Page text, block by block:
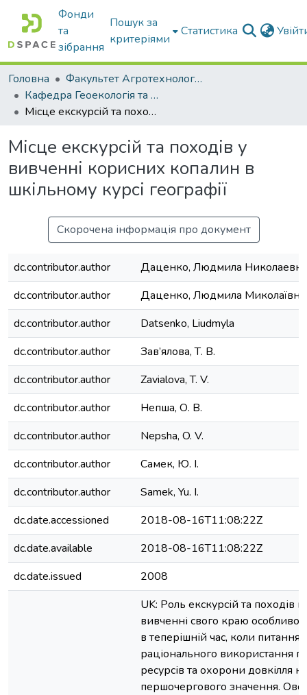
Фонди
та
зібрання
Пошук за
критеріями
Статистика
Головна
Факультет Агротехнологій та екології
Кафедра Геоекологія та землеустрій
Місце екскурсій та походів у вивченні корисних копалин в шкільному курсі географії
Місце екскурсій та походів у
вивченні корисних копалин в
шкільному курсі географії
Скорочена інформація про документ
dc.contributor.author
Даценко, Людмила Николаевна
dc.contributor.author
Даценко, Людмила Миколаївна
dc.contributor.author
Datsenko, Liudmyla
dc.contributor.author
Зав’ялова, Т. В.
dc.contributor.author
Zavialova, T. V.
dc.contributor.author
Непша, О. В.
dc.contributor.author
Nepsha, O. V.
dc.contributor.author
Самек, Ю. І.
dc.contributor.author
Samek, Yu. I.
dc.date.accessioned
2018-08-16T11:08:22Z
dc.date.available
2018-08-16T11:08:22Z
dc.date.issued
2008
UK: Роль екскурсій та походів
вивченні свого краю особливо
в теперішній час, коли питання
раціонального використання
ресурсів та охорони довкілля
першочергового значення.